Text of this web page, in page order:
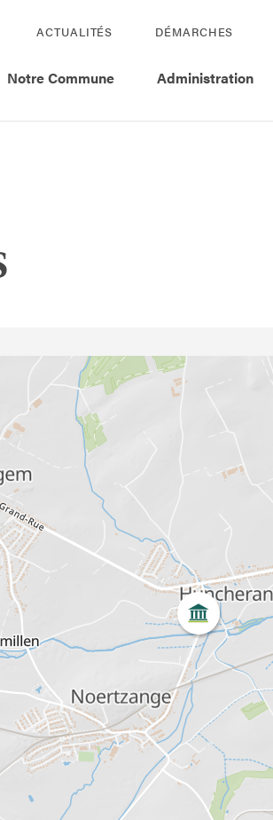
ACTUALITÉS DÉMARCHES
Notre Commune Administration